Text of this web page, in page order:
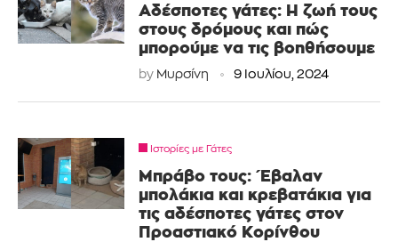
Αδέσποτες γάτες: Η ζωή τους
στους δρόμους και πώς
μπορούμε να τις βοηθήσουμε
by Μυρσίνη 9 Ιουλίου, 2024
Ιστορίες με Γάτες
Μπράβο τους: Έβαλαν
μπολάκια και κρεβατάκια για
τις αδέσποτες γάτες στον
Προαστιακό Κορίνθου